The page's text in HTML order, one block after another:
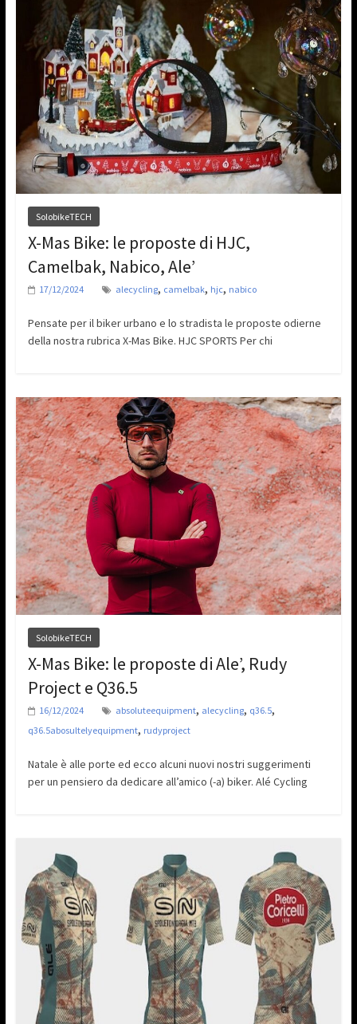
SolobikeTECH
X-Mas Bike: le proposte di HJC,
Camelbak, Nabico, Ale’
17/12/2024 alecycling, camelbak, hjc, nabico
Pensate per il biker urbano e lo stradista le proposte odierne
della nostra rubrica X-Mas Bike. HJC SPORTS Per chi
SolobikeTECH
X-Mas Bike: le proposte di Ale’, Rudy
Project e Q36.5
16/12/2024 absoluteequipment, alecycling, q36.5,
q36.5abosultelyequipment, rudyproject
Natale è alle porte ed ecco alcuni nuovi nostri suggerimenti
per un pensiero da dedicare all’amico (-a) biker. Alé Cycling